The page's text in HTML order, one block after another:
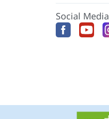
Social Media